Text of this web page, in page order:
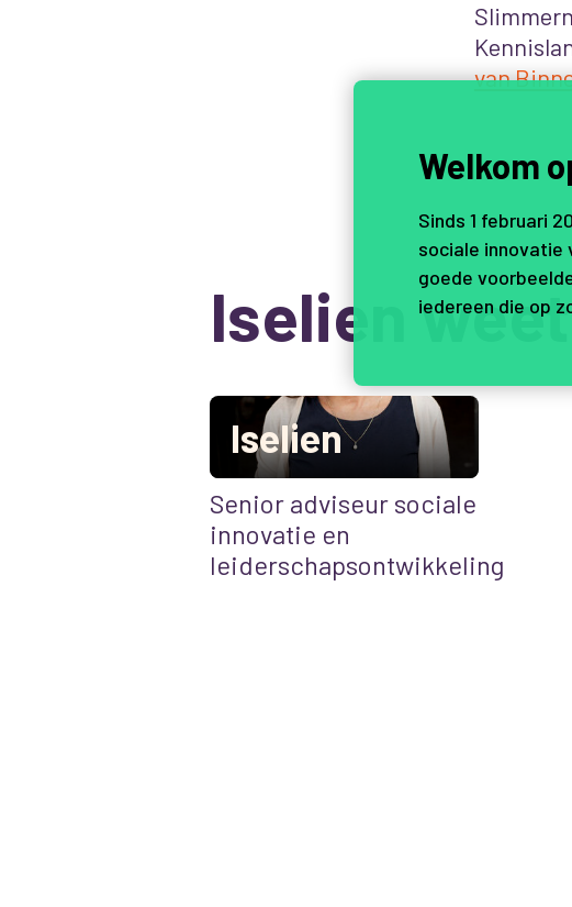
van
Iselien
Iselien
Senior adviseur sociale
innovatie en
leiderschapsontwikkeling
Welkom
Sinds 1 februari
sociale innovatie
goede
iedereen die op